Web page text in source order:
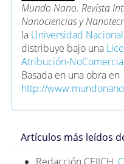
Mundo Nano. Revista
Nanociencias y
la Universidad
distribuye bajo una
Atribución-
Basada en una obra en
http://
Artículos más leídos